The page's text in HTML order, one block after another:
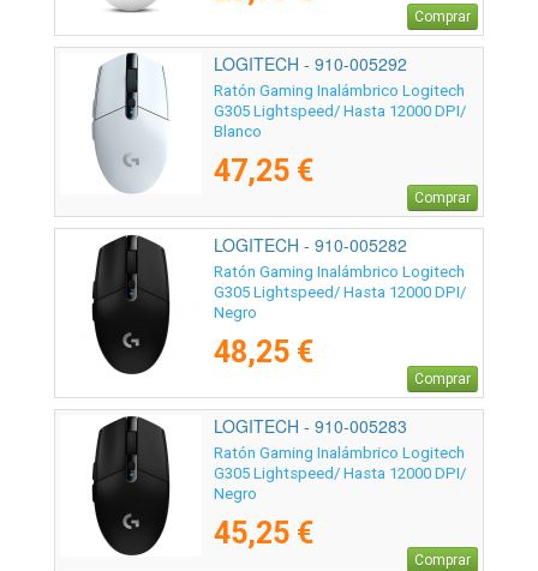
Comprar
LOGITECH - 910-005292
Ratón Gaming Inalámbrico Logitech
G305 Lightspeed/ Hasta 12000 DPI/
Blanco
47,25 €
Comprar
LOGITECH - 910-005282
Ratón Gaming Inalámbrico Logitech
G305 Lightspeed/ Hasta 12000 DPI/
Negro
48,25 €
Comprar
LOGITECH - 910-005283
Ratón Gaming Inalámbrico Logitech
G305 Lightspeed/ Hasta 12000 DPI/
Negro
45,25 €
Comprar